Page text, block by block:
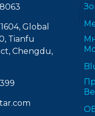
Global
Tianfu
Chengdu,